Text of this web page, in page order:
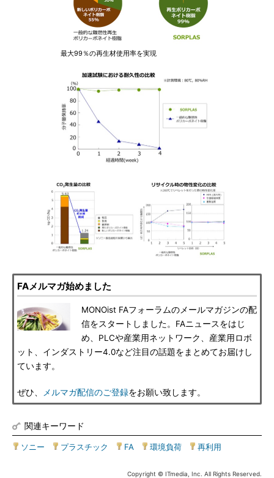
最大99％の再生材使用率を実現
FAメルマガ始めました
MONOist FAフォーラムのメールマガジンの配
信をスタートしました。FAニュースをはじ
め、PLCや産業用ネットワーク、産業用ロボ
ット、インダストリー4.0など注目の話題をまとめてお届けし
ています。
ぜひ、 メルマガ配信のご登録をお願い致します。
関連キーワード
ソニー プラスチック FA 環境負荷 再利用
Copyright © ITmedia, Inc. All Rights Reserved.